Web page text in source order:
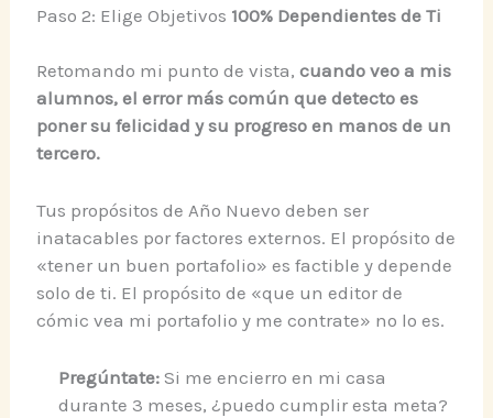
Paso 2: Elige Objetivos 100% Dependientes de Ti
Retomando mi punto de vista,cuando veo a mis
alumnos, el error más común que detecto es
poner su felicidad y su progreso en manos de un
tercero.
Tus propósitos de Año Nuevo deben ser
inatacables por factores externos. El propósito de
«tener un buen portafolio» es factible y depende
solo de ti. El propósito de «que un editor de
cómic vea mi portafolio y me contrate» no lo es.
Pregúntate: Si me encierro en mi casa
durante 3 meses, ¿puedo cumplir esta meta?